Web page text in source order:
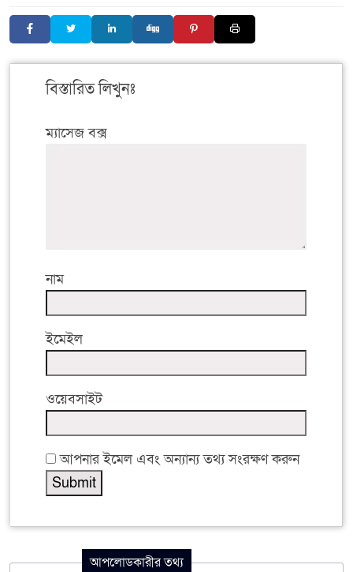
বিস্তারিত লিখুনঃ
ম্যাসেজ বক্স
নাম
ইমেইল
ওয়েবসাইট
আপনার ইমেল এবং অন্যান্য তথ্য সংরক্ষণ করুন
আপলোডকারীর তথ্য